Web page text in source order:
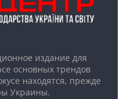
издание для
основных трендов
находятся, прежде
Украины.